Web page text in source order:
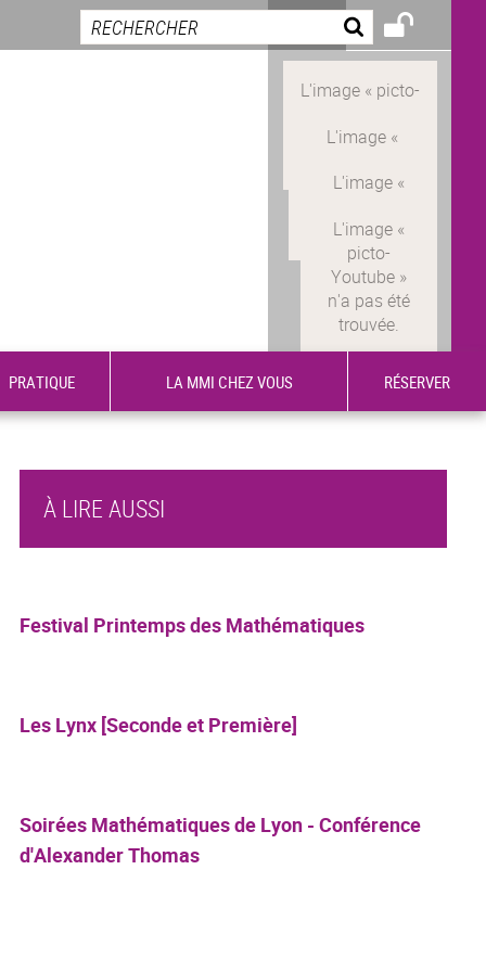
PRATIQUE LA MMI CHEZ VOUS RÉSERVER
À LIRE AUSSI
Festival Printemps des Mathématiques
Les Lynx [Seconde et Première]
Soirées Mathématiques de Lyon - Conférence
d'Alexander Thomas